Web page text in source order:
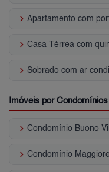
keyboard_arrow_right
keyboard_arrow_right Casa Térrea com
keyboard_arrow_right
Imóveis por Condomínios
keyboard_arrow_right Condomínio Buono
keyboard_arrow_right Condomínio